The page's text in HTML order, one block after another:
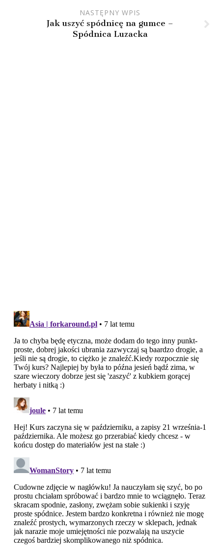
NASTĘPNY WPIS
Jak uszyć spódnicę na gumce –
Spódnica Luzacka